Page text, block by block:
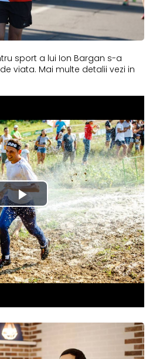
sport a lui Ion Bargan s-a
viata. Mai multe detalii vezi in